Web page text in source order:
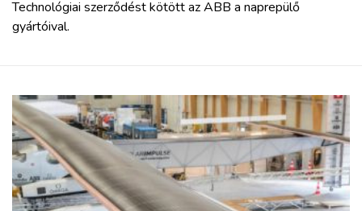
Technológiai szerződést kötött az ABB a naprepülő
gyártóival.